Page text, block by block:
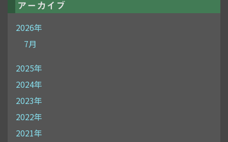
アーカイブ
2026年
7月
2025年
2024年
2023年
2022年
2021年